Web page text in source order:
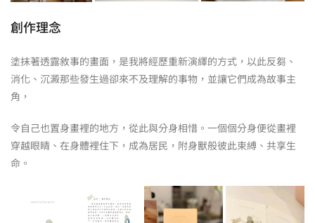
創作理念
塗抹著透露敘事的畫面，是我將經歷重新演繹的方式，以此反芻、
消化、沉澱那些發生過卻來不及理解的事物，並讓它們成為故事主
角，
令自己也置身畫裡的地方，從此與分身相惜。一個個分身便從畫裡
穿越眼睛、在身體裡住下，成為居民，附身獸般彼此束縛、共享生
命。